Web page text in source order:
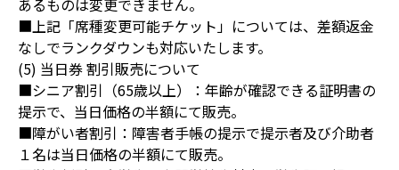
あるものは変更できません。
■上記「席種変更可能チケット」については、差額返金
なしでランクダウンも対応いたします。
(5) 当日券 割引販売について
■シニア割引（65歳以上）：年齢が確認できる証明書の
提示で、当日価格の半額にて販売。
■障がい者割引：障害者手帳の提示で提示者及び介助者
１名は当日価格の半額にて販売。